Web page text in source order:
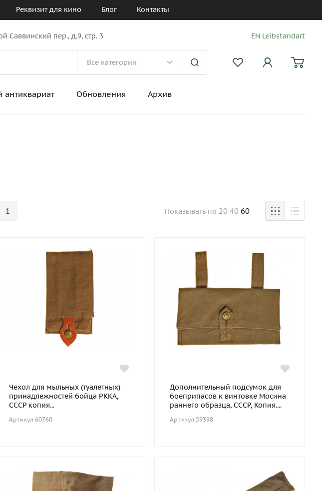
Реквизит для кино Блог Контакты
Саввинский пер., д.9, стр. 3 EN Leibstandart
Обновления Архив
1 Показывать по 20 40 60
Чехол для мыльных (туалетных)
принадлежностей бойца РККА,
СССР копия...
Артикул 60760
Дополнительный подсумок для
боеприпасов к винтовке Мосина
раннего образца, СССР, Копия....
Артикул 59398